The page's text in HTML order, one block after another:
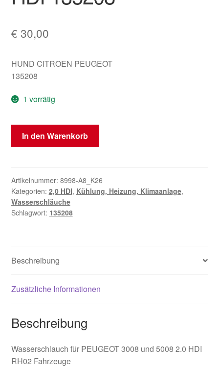
€ 30,00
HUND CITROEN PEUGEOT
135208
1 vorrätig
Wasserschlauch
Citroën
HDI
135208
Menge
In den Warenkorb
Artikelnummer: 8998-A8_K26
Kategorien: 2,0 HDI, Kühlung, Heizung, Klimaanlage,
Wasserschläuche
Schlagwort: 135208
Beschreibung
Zusätzliche Informationen
Beschreibung
Wasserschlauch für PEUGEOT 3008 und 5008 2.0 HDI
RH02 Fahrzeuge